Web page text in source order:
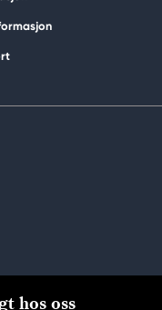
hos oss